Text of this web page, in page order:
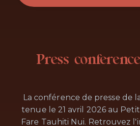
Press
La conférence de presse de
tenue le 21 avril 2026 au
Fare Tauhiti Nui. Retrouvez